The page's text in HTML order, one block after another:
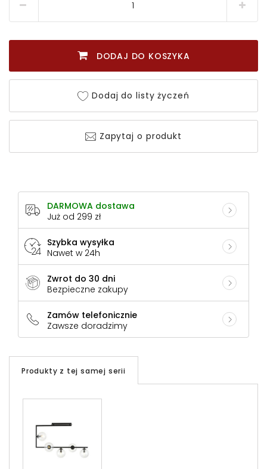
DODAJ DO KOSZYKA
Dodaj do listy życzeń
Zapytaj o produkt
DARMOWA dostawa
Już od 299 zł
Szybka wysyłka
Nawet w 24h
Zwrot do 30 dni
Bezpieczne zakupy
Zamów telefonicznie
Zawsze doradzimy
Produkty z tej samej serii